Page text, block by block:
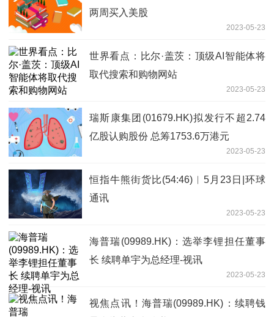
两周买入美股
2023-05-23
世界看点：比尔·盖茨：顶级AI智能体将
取代搜索和购物网站
2023-05-23
瑞斯康集团(01679.HK)拟发行不超2.74
亿股认购股份 总筹1753.6万港元
2023-05-23
恒指牛熊街货比(54:46)︱5月23日|环球
通讯
2023-05-23
海普瑞(09989.HK)：选举李锂担任董事
长 续聘单宇为总经理-视讯
2023-05-23
视焦点讯！海普瑞(09989.HK)：续聘钱